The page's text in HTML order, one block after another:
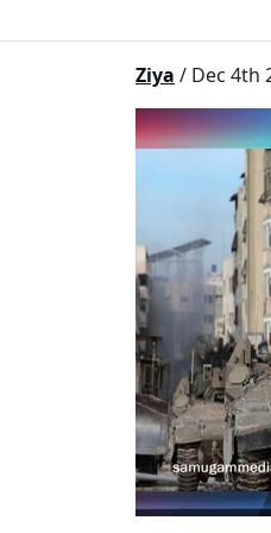
Ziya / Dec 4th